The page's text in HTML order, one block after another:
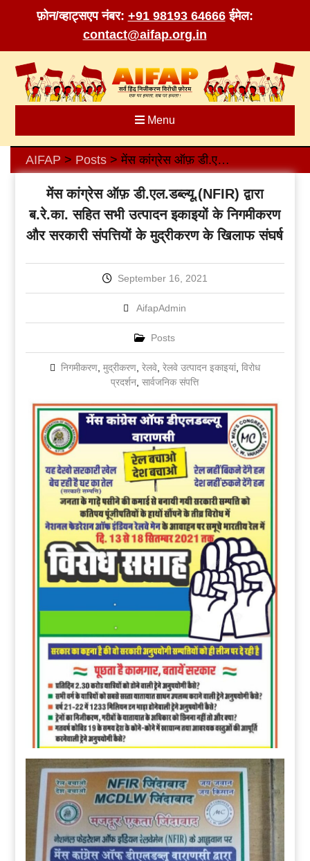
फ़ोन/व्हाट्सएप नंबर: +91 98193 64666 ईमेल:
contact@aifap.org.in
content
Menu
AIFAP > Posts> मेंस कांग्रेस ऑफ़ डी.एल.डब्ल्यू.(NFIR) द्वारा ब.रे.का. सहित सभी उत्पादन इकाइयों के निगमीकरण और सरकारी संपत्तियों के मुद्रीकरण के खिलाफ संघर्ष
मेंस कांग्रेस ऑफ़ डी.एल.डब्ल्यू.(NFIR) द्वारा
ब.रे.का. सहित सभी उत्पादन इकाइयों के निगमीकरण
और सरकारी संपत्तियों के मुद्रीकरण के खिलाफ संघर्ष
September 16, 2021
AifapAdmin
Posts
निगमीकरण, मुद्रीकरण, रेलवे, रेलवे उत्पादन इकाइयां, विरोध
प्रदर्शन,सार्वजनिक संपत्ति